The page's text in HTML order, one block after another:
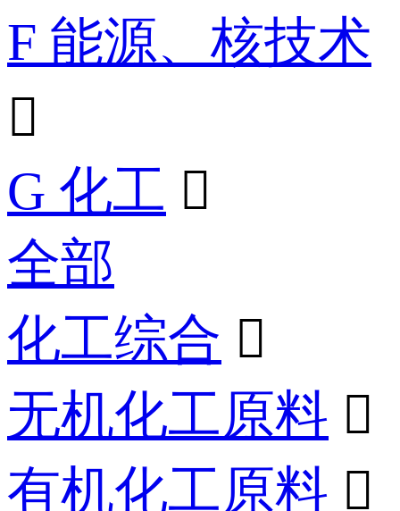
F 能源、核技术

G 化工 
全部
化工综合 
无机化工原料 
有机化工原料 